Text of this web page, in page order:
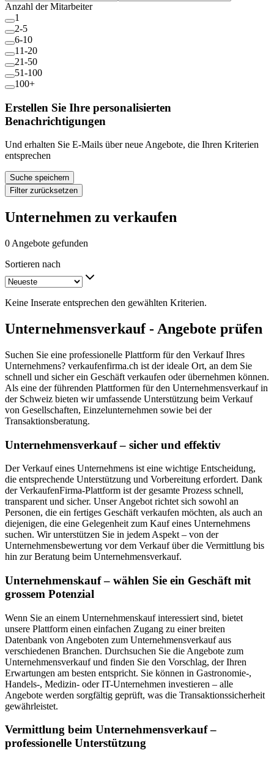
Anzahl der Mitarbeiter
1
2-5
6-10
11-20
21-50
51-100
100+
Erstellen Sie Ihre personalisierten
Benachrichtigungen
Und erhalten Sie E-Mails über neue Angebote, die Ihren Kriterien
entsprechen
Suche speichern
Filter zurücksetzen
Unternehmen zu verkaufen
0 Angebote gefunden
Sortieren nach
Keine Inserate entsprechen den gewählten Kriterien.
Unternehmensverkauf - Angebote prüfen
Suchen Sie eine professionelle Plattform für den Verkauf Ihres
Unternehmens? verkaufenfirma.ch ist der ideale Ort, an dem Sie
schnell und sicher ein Geschäft verkaufen oder übernehmen können.
Als eine der führenden Plattformen für den Unternehmensverkauf in
der Schweiz bieten wir umfassende Unterstützung beim Verkauf
von Gesellschaften, Einzelunternehmen sowie bei der
Transaktionsberatung.
Unternehmensverkauf – sicher und effektiv
Der Verkauf eines Unternehmens ist eine wichtige Entscheidung,
die entsprechende Unterstützung und Vorbereitung erfordert. Dank
der VerkaufenFirma-Plattform ist der gesamte Prozess schnell,
transparent und sicher. Unser Angebot richtet sich sowohl an
Personen, die ein fertiges Geschäft verkaufen möchten, als auch an
diejenigen, die eine Gelegenheit zum Kauf eines Unternehmens
suchen. Wir unterstützen Sie in jedem Aspekt – von der
Unternehmensbewertung vor dem Verkauf über die Vermittlung bis
hin zur Beratung beim Unternehmensverkauf.
Unternehmenskauf – wählen Sie ein Geschäft mit
grossem Potenzial
Wenn Sie an einem Unternehmenskauf interessiert sind, bietet
unsere Plattform einen einfachen Zugang zu einer breiten
Datenbank von Angeboten zum Unternehmensverkauf aus
verschiedenen Branchen. Durchsuchen Sie die Angebote zum
Unternehmensverkauf und finden Sie den Vorschlag, der Ihren
Erwartungen am besten entspricht. Sie können in Gastronomie-,
Handels-, Medizin- oder IT-Unternehmen investieren – alle
Angebote werden sorgfältig geprüft, was die Transaktionssicherheit
gewährleistet.
Vermittlung beim Unternehmensverkauf –
professionelle Unterstützung